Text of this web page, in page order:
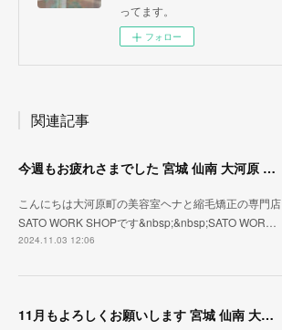
ってます。
フォロー
関連記事
今週もお疲れさまでした 宮城 仙南 大河原 縮毛矯正 髪質改善 ヘナ 美容室 SATO WORK SHOP
こんにちは大河原町の美容室ヘナと縮毛矯正の専門店
SATO WORK SHOPです&nbsp;&nbsp;SATO WOR…
2024.11.03 12:06
11月もよろしくお願いします 宮城 仙南 大河原 縮毛矯正 髪質改善 ヘナ 美容室 SATO WORK SHOP